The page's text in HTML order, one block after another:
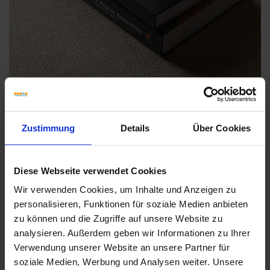
Zustimmung Details Über Cookies
Diese Webseite verwendet Cookies
Wir verwenden Cookies, um Inhalte und Anzeigen zu
personalisieren, Funktionen für soziale Medien anbieten
zu können und die Zugriffe auf unsere Website zu
analysieren. Außerdem geben wir Informationen zu Ihrer
Verwendung unserer Website an unsere Partner für
soziale Medien, Werbung und Analysen weiter. Unsere
Weitere Serien von Sant Agostino
Fliesenkleber
Showroom Showroom